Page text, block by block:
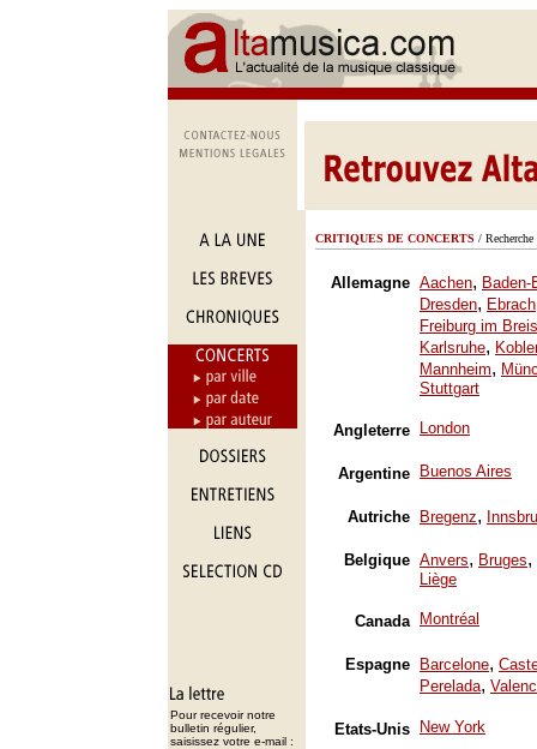
Pour recevoir notre
bulletin régulier,
saisissez votre e-mail :
CRITIQUES DE CONCERTS /
Allemagne Aachen, Baden-
Dresden, Ebrach
Freiburg im
Karlsruhe,
Mannheim,
Stuttgart
Angleterre London
Argentine Buenos Aires
Autriche Bregenz,
Belgique Anvers, Bruges,
Liège
Canada Montréal
Espagne Barcelone,
Perelada,
Etats-Unis New York